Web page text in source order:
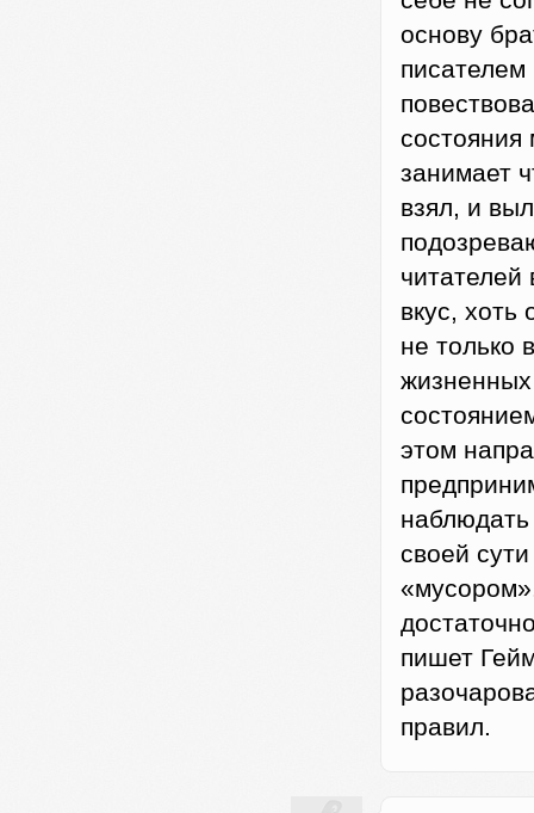
основу
писателем
состояния
занимает
взял, и
вкус, хоть
не только
этом
наблюдать
своей
пишет
правил.